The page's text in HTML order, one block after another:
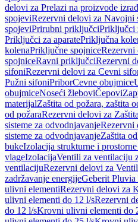
delovi za Prelazi na proizvode
spojeviRezervni delovi za Navojni
spojeviPrirubni priključciPriključci
Priključci za aparatePriključna
kolenaPriključne spojniceRezervni
spojniceRavni priključciRezervni
sifoniRezervni delovi za Cevni
Pužni sifoniPriborCevne obujmice
obujmiceNoseći žleboviČepovi
materijalZaštita od požara, zaštita
od požaraRezervni delovi za
sisteme za odvodnjavanjeRezervni
sisteme za odvodnjavanjeZaštita
bukeIzolacija strukturne i
vlageIzolacijaVentili za ventilaciju
ventilacijuRezervni delovi za
zadržavanje energijeGeberit
ulivni elementiRezervni delovi za
ulivni elementi do 12 l/sRezervni
do 12 l/sKrovni ulivni elementi do